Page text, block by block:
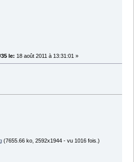
le: 18 août 2011 à 13:31:01 »
(7655.66 ko, 2592x1944 - vu 1016 fois.)